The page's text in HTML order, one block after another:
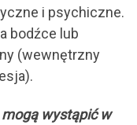
i psychiczne.
bodźce lub
(wewnętrzny
wystąpić w